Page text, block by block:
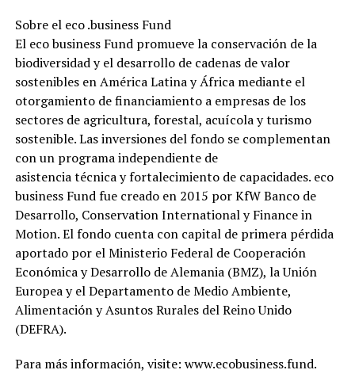
Sobre el eco .business Fund
El eco business Fund promueve la conservación de la
biodiversidad y el desarrollo de cadenas de valor
sostenibles en América Latina y África mediante el
otorgamiento de financiamiento a empresas de los
sectores de agricultura, forestal, acuícola y turismo
sostenible. Las inversiones del fondo se complementan
con un programa independiente de
asistencia técnica y fortalecimiento de capacidades. eco
business Fund fue creado en 2015 por KfW Banco de
Desarrollo, Conservation International y Finance in
Motion. El fondo cuenta con capital de primera pérdida
aportado por el Ministerio Federal de Cooperación
Económica y Desarrollo de Alemania (BMZ), la Unión
Europea y el Departamento de Medio Ambiente,
Alimentación y Asuntos Rurales del Reino Unido
(DEFRA).
Para más información, visite: www.ecobusiness.fund.